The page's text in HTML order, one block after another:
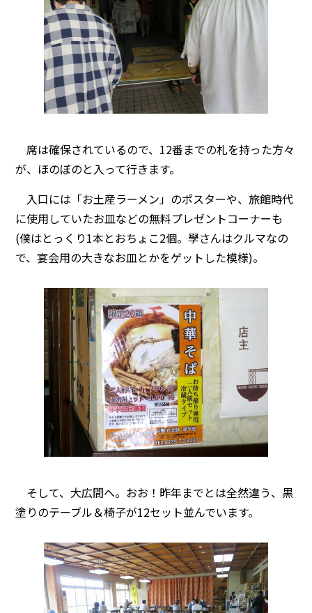
席は確保されているので、12番までの札を持った方々
が、ほのぼのと入って行きます。
入口には「お土産ラーメン」のポスターや、旅館時代
に使用していたお皿などの無料プレゼントコーナーも
(僕はとっくり1本とおちょこ2個。學さんはクルマなの
で、宴会用の大きなお皿とかをゲットした模様)。
そして、大広間へ。おお！昨年までとは全然違う、黒
塗りのテーブル＆椅子が12セット並んでいます。